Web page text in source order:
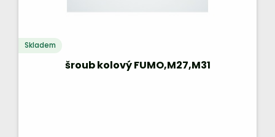
Skladem
šroub kolový FUMO,M27,M31